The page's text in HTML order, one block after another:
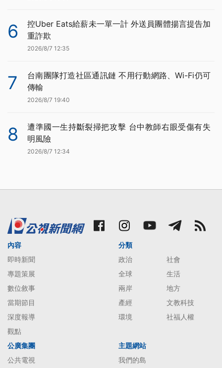
6
控Uber Eats給薪未一單一計 外送員團體揚言提告加
重詐欺
2026/8/7 12:35
7
台南團隊打造社區通訊鏈 不用行動網路、Wi-Fi仍可
傳輸
2026/8/7 19:40
8
遭準國一生持斷裂掃把攻擊 台中教師右眼受傷有失
明風險
2026/8/7 12:34
內容
即時新聞
專題策展
數位敘事
當期節目
深度報導
觀點
分類
政治
社會
全球
生活
兩岸
地方
產經
文教科技
環境
社福人權
公廣集團
公共電視
主題網站
我們的島